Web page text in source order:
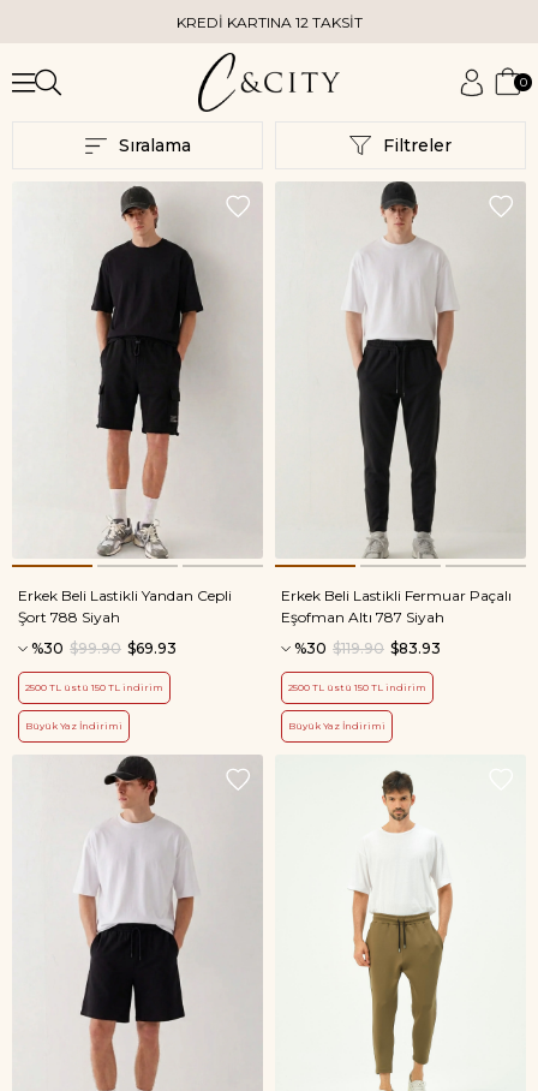
KREDİ KARTINA 12 TAKSİT
0
Filtreler
Sıralama
Erkek Beli Lastikli Yandan Cepli
Şort 788 Siyah
%30
$69.93
$99.90
2500 TL üstü 150 TL indirim
Büyük Yaz İndirimi
Erkek Beli Lastikli Fermuar Paçalı
Eşofman Altı 787 Siyah
%30
$83.93
$119.90
2500 TL üstü 150 TL indirim
Büyük Yaz İndirimi